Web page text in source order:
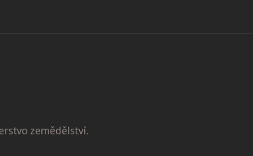
zemědělství.